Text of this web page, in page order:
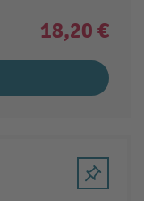
18,20 €